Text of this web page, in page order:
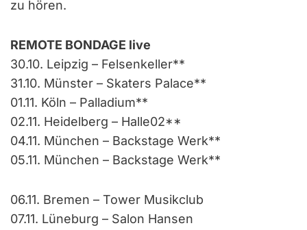
zu hören.
REMOTE BONDAGE live
30.10. Leipzig – Felsenkeller**
31.10. Münster – Skaters Palace**
01.11. Köln – Palladium**
02.11. Heidelberg – Halle02**
04.11. München – Backstage Werk**
05.11. München – Backstage Werk**
06.11. Bremen – Tower Musikclub
07.11. Lüneburg – Salon Hansen